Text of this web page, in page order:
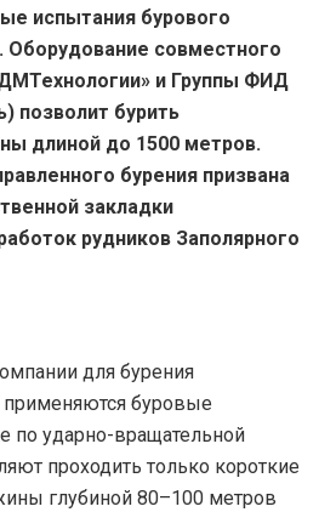
испытания бурового
Оборудование совместного
и Группы ФИД
позволит бурить
длиной до 1500 метров.
бурения призвана
закладки
рудников Заполярного
для бурения
буровые
по ударно-вращательной
проходить только короткие
глубиной 80–100 метров